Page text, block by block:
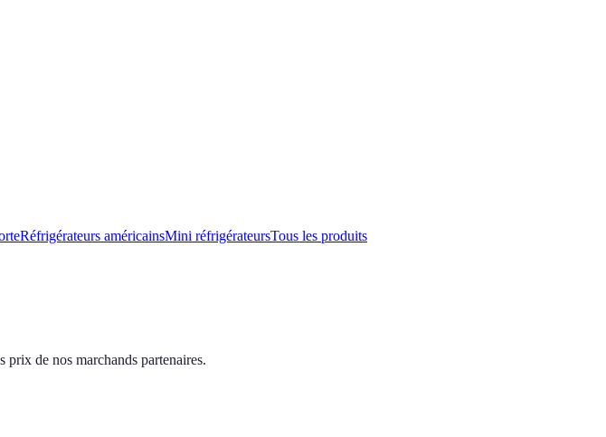
Réfrigérateurs américainsMini réfrigérateursTous les produits
de nos marchands partenaires.